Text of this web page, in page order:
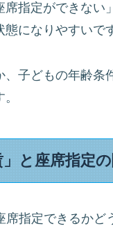
指定ができない
になりやすいで
子どもの年齢条
と座席指定
指定できるかど